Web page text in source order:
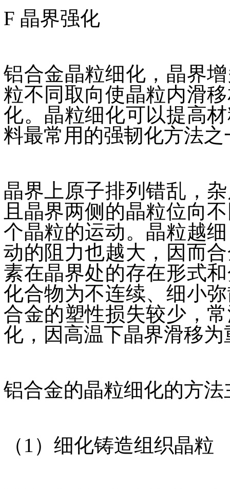
F 晶界强化
铝合金晶粒细化，晶界
粒不同取向使晶粒内滑
化。晶粒细化可以提高
料最常用的强韧化方法
晶界上原子排列错乱，
且晶界两侧的晶粒位向
个晶粒的运动。晶粒越
动的阻力也越大，因而
素在晶界处的存在形式
化合物为不连续、细小
合金的塑性损失较少，
化，因高温下晶界滑移
铝合金的晶粒细化的方
（1）细化铸造组织晶粒